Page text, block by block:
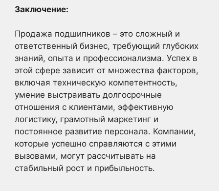
Заключение:
Продажа подшипников – это сложный и
ответственный бизнес, требующий глубоких
знаний, опыта и профессионализма. Успех в
этой сфере зависит от множества факторов,
включая техническую компетентность,
умение выстраивать долгосрочные
отношения с клиентами, эффективную
логистику, грамотный маркетинг и
постоянное развитие персонала. Компании,
которые успешно справляются с этими
вызовами, могут рассчитывать на
стабильный рост и прибыльность.